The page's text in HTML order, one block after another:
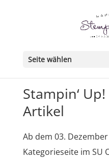
Seite wählen
Stampin‘
Artikel
Ab dem 03.
Kategorieseite im SU